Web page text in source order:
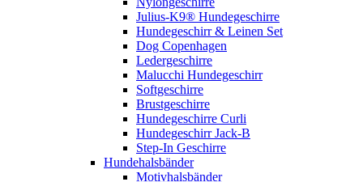
Julius-K9® Hundegeschirre
Hundegeschirr & Leinen Set
Dog Copenhagen
Ledergeschirre
Malucchi Hundegeschirr
Softgeschirre
Brustgeschirre
Hundegeschirre Curli
Hundegeschirr Jack-B
Step-In Geschirre
Hundehalsbänder
Motivhalsbänder